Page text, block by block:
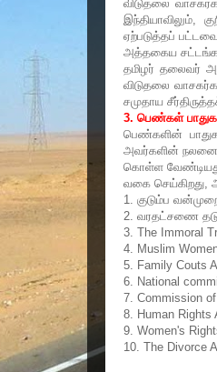
விடுதலை
இந்தியாவிலும்,
ஏற்படுத்தப்
அத்தகைய
தமிழர் தலைவர்
விடுதலை
சமுதாய
3. பெண்கள்
பெண்களின்
அவர்களின் நலனை
கொள்ள வேண்டியது
வகை செய்கிறது,
1. குடும்ப
2. வரதட்சணை
3. The Immoral
4. Muslim
5. Family Couts
6. National
7. Commission
8. Human Rights
9. Women's
10. The Divorce